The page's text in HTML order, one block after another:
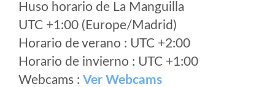
Huso horario de La Manguilla
UTC +1:00 (Europe/Madrid)
Horario de verano : UTC +2:00
Horario de invierno : UTC +1:00
Webcams : Ver Webcams